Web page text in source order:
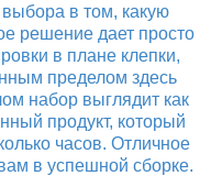
в том, какую
решение дает просто
в плане клепки,
пределом здесь
набор выглядит как
продукт, который
часов. Отличное
в успешной сборке.